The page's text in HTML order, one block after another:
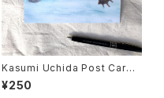
Kasumi Uchida Post Card
(Snail 2)
¥250